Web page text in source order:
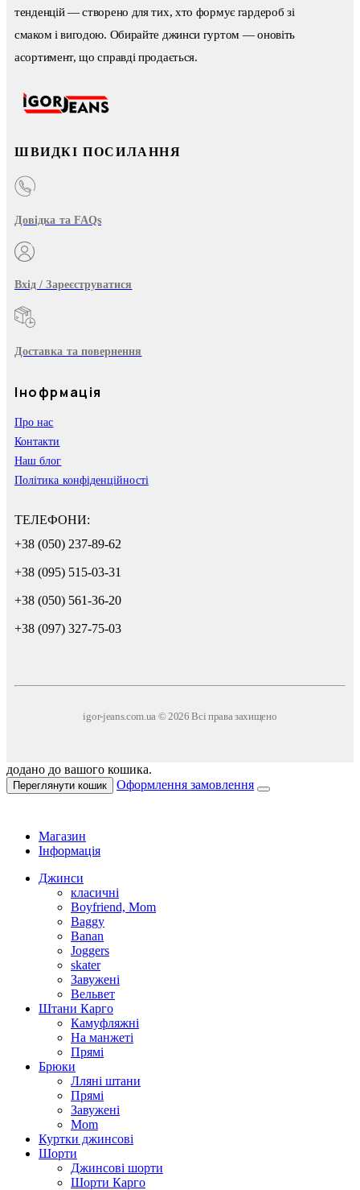
тенденцій — створено для тих, хто формує гардероб зі
смаком і вигодою. Обирайте джинси гуртом — оновіть
асортимент, що справді продається.
ШВИДКІ ПОСИЛАННЯ
Довідка та FAQs
Вхід / Зареєструватися
Доставка та повернення
Інофрмація
Про нас
Контакти
Наш блог
Політика конфіденційності
ТЕЛЕФОНИ:
+38 (050) 237-89-62
+38 (095) 515-03-31
+38 (050) 561-36-20
+38 (097) 327-75-03
igor-jeans.com.ua © 2026 Всі права захищено
додано до вашого кошика.
Переглянути кошик Оформлення замовлення
Магазин
Інформація
Джинси
класичні
Boyfriend, Mom
Baggy
Banan
Joggers
skater
Завужені
Вельвет
Штани Карго
Камуфляжні
На манжеті
Прямі
Брюки
Лляні штани
Прямі
Завужені
Mom
Куртки джинсові
Шорти
Джинсові шорти
Шорти Карго